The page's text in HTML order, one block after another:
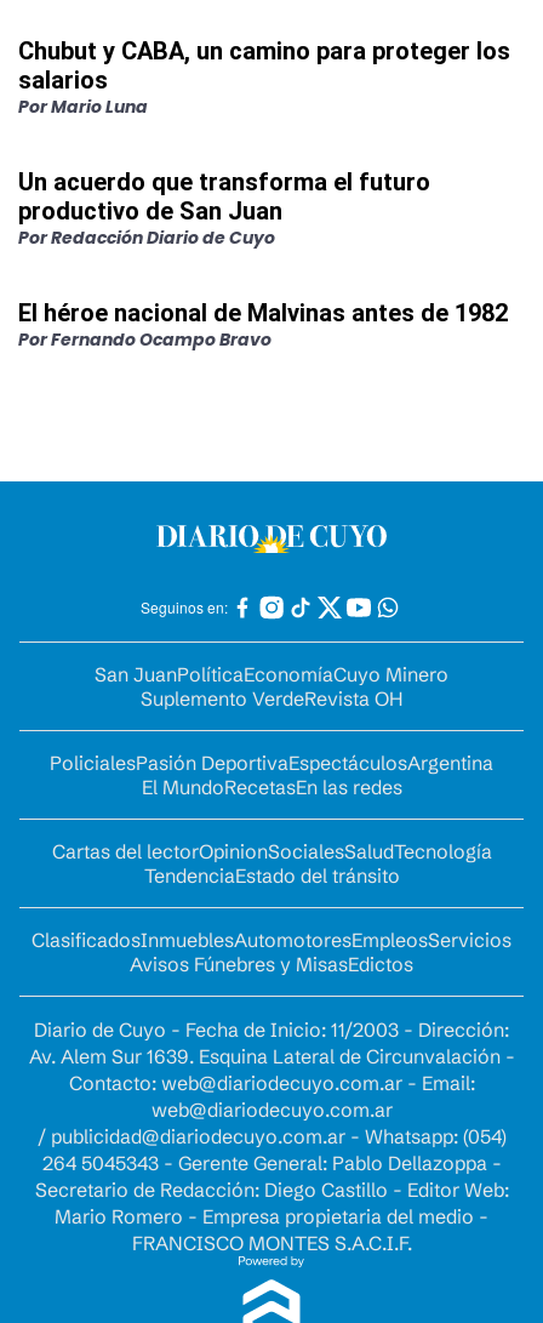
Chubut y CABA, un camino para proteger los
salarios
PorMario Luna
Un acuerdo que transforma el futuro
productivo de San Juan
PorRedacción Diario de Cuyo
El héroe nacional de Malvinas antes de 1982
PorFernando Ocampo Bravo
Seguinos en:
San JuanPolíticaEconomíaCuyo Minero
Suplemento VerdeRevista OH
PolicialesPasión DeportivaEspectáculosArgentina
El MundoRecetasEn las redes
Cartas del lectorOpinionSocialesSaludTecnología
TendenciaEstado del tránsito
ClasificadosInmueblesAutomotoresEmpleosServicios
Avisos Fúnebres y MisasEdictos
Diario de Cuyo - Fecha de Inicio: 11/2003 - Dirección:
Av. Alem Sur 1639. Esquina Lateral de Circunvalación -
Contacto: web@diariodecuyo.com.ar- Email:
web@diariodecuyo.com.ar
/ publicidad@diariodecuyo.com.ar- Whatsapp: (054)
264 5045343 - Gerente General: Pablo Dellazoppa -
Secretario de Redacción: Diego Castillo - Editor Web:
Mario Romero - Empresa propietaria del medio -
FRANCISCO MONTES S.A.C.I.F.